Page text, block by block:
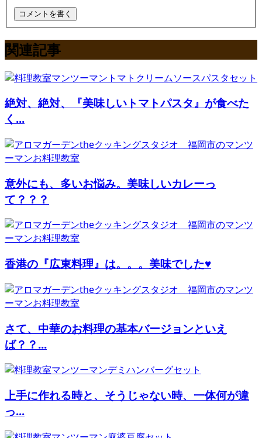
関連記事
絶対、絶対、『美味しいトマトパスタ』が食べた
く...
意外にも、多いお悩み。美味しいカレーっ
て？？？
香港の『広東料理』は。。。美味でした♥
さて、中華のお料理の基本バージョンといえ
ば？？...
上手に作れる時と、そうじゃない時、一体何が違
っ...